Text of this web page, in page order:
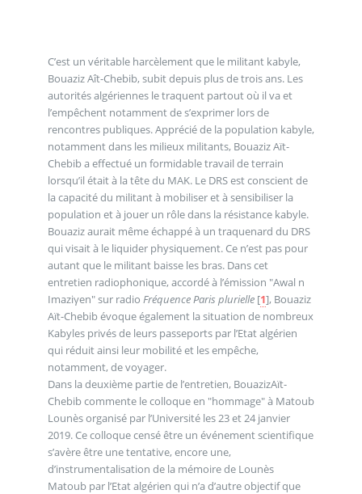
C’est un véritable harcèlement que le militant kabyle,
Bouaziz Aît-Chebib, subit depuis plus de trois ans. Les
autorités algériennes le traquent partout où il va et
l’empêchent notamment de s’exprimer lors de
rencontres publiques. Apprécié de la population kabyle,
notamment dans les milieux militants, Bouaziz Aït-
Chebib a effectué un formidable travail de terrain
lorsqu’il était à la tête du MAK. Le DRS est conscient de
la capacité du militant à mobiliser et à sensibiliser la
population et à jouer un rôle dans la résistance kabyle.
Bouaziz aurait même échappé à un traquenard du DRS
qui visait à le liquider physiquement. Ce n’est pas pour
autant que le militant baisse les bras. Dans cet
entretien radiophonique, accordé à l’émission "Awal n
Imaziγen" sur radio Fréquence Paris plurielle[1], Bouaziz
Aït-Chebib évoque également la situation de nombreux
Kabyles privés de leurs passeports par l’Etat algérien
qui réduit ainsi leur mobilité et les empêche,
notamment, de voyager.
Dans la deuxième partie de l’entretien, BouazizAït-
Chebib commente le colloque en "hommage" à Matoub
Lounès organisé par l’Université les 23 et 24 janvier
2019. Ce colloque censé être un événement scientifique
s’avère être une tentative, encore une,
d’instrumentalisation de la mémoire de Lounès
Matoub par l’Etat algérien qui n’a d’autre objectif que